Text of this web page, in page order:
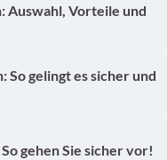
Auswahl, Vorteile und
gelingt es sicher und
gehen Sie sicher vor!